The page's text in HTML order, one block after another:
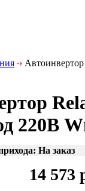
220В
На заказ
14 573